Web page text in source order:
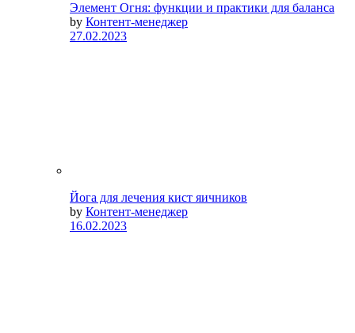
Элемент Огня: функции и практики для баланса
by Контент-менеджер
27.02.2023
Йога для лечения кист яичников
by Контент-менеджер
16.02.2023